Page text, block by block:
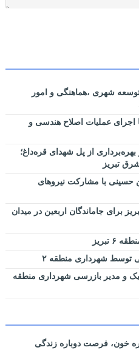
شهری ،هماهنگی و امور
اجرای عملیات اصلاح هندسی و
از پل شهدای قره‌داغ؛
تبریز
حسینی با مشارکت نیروهای
موکب شهرداری منطقه ۳ تبریز برای جاماندگان اربعین در میدان
توسط شهرداری منطقه ۲
و مدیر بازرسی شهرداری منطقه
خون، فرصت دوباره زندگی